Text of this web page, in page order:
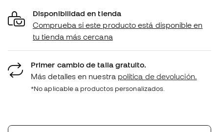
Disponibilidad en tienda
Comprueba si este producto está disponible en
tu tienda más cercana
Primer cambio de talla gratuito.
Más detalles en nuestra política de devolución.
*No aplicable a productos personalizados.